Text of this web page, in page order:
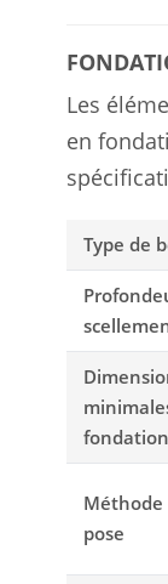
Les
en
Type de
fondation
Méthode
pose